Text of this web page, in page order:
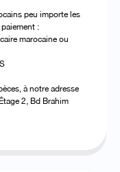
peu importe les
:
marocaine ou
à notre adresse
2, Bd Brahim